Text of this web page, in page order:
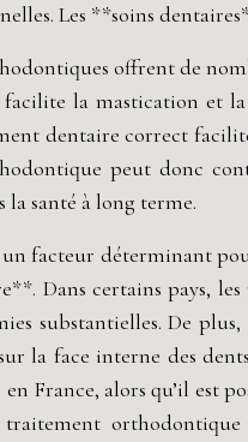
Les **soins
offrent de
la mastication et
dentaire correct
peut donc
la santé à long terme.
facteur déterminant
Dans certains pays,
substantielles. De
la face interne des
France, alors qu’il est